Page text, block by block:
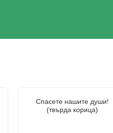
Спасете нашите души!
(твърда корица)